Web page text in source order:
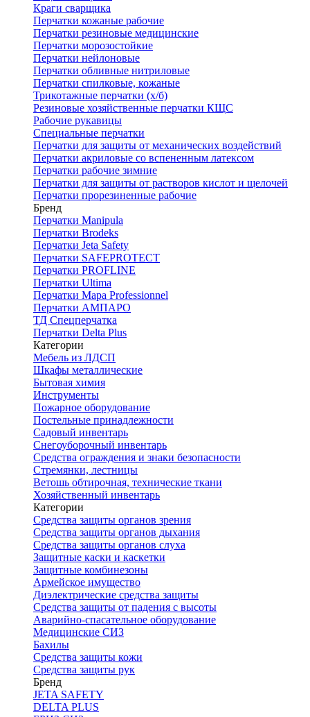
Краги сварщика
Перчатки кожаные рабочие
Перчатки резиновые медицинские
Перчатки морозостойкие
Перчатки нейлоновые
Перчатки обливные нитриловые
Перчатки спилковые, кожаные
Трикотажные перчатки (х/б)
Резиновые хозяйственные перчатки КЩС
Рабочие рукавицы
Специальные перчатки
Перчатки для защиты от механических воздействий
Перчатки акриловые со вспененным латексом
Перчатки рабочие зимние
Перчатки для защиты от растворов кислот и щелочей
Перчатки прорезиненные рабочие
Бренд
Перчатки Manipula
Перчатки Brodeks
Перчатки Jeta Safety
Перчатки SAFEPROTECT
Перчатки PROFLINE
Перчатки Ultima
Перчатки Мара Professionnel
Перчатки АМПАРО
ТД Спецперчатка
Перчатки Delta Plus
Категории
Мебель из ЛДСП
Шкафы металлические
Бытовая химия
Инструменты
Пожарное оборудование
Постельные принадлежности
Садовый инвентарь
Снегоуборочный инвентарь
Средства ограждения и знаки безопасности
Стремянки, лестницы
Ветошь обтирочная, технические ткани
Хозяйственный инвентарь
Категории
Средства защиты органов зрения
Средства защиты органов дыхания
Средства защиты органов слуха
Защитные каски и каскетки
Защитные комбинезоны
Армейское имущество
Диэлектрические средства защиты
Средства защиты от падения с высоты
Аварийно-спасательное оборудование
Медицинские СИЗ
Бахилы
Средства защиты кожи
Средства защиты рук
Бренд
JETA SAFETY
DELTA PLUS